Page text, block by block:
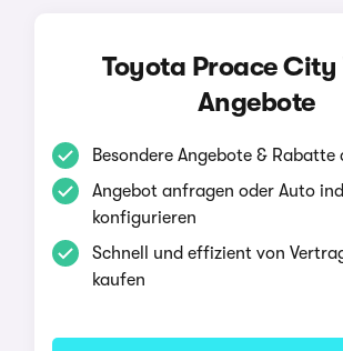
Toyota Proace City
Angebote
Besondere Angebote & Rabatte
Angebot anfragen oder Auto
konfigurieren
Schnell und effizient von
kaufen